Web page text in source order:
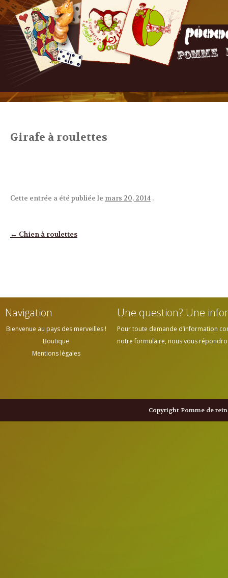
Girafe à roulettes
Cette entrée a été publiée le mars 20, 2014 .
Navigation des articles
← Chien à roulettes
Navigation
Bienvenue au pays des merveilles !
Boutique
Mentions légales
Une question? Une
Pour toute demande d’information
notre formulaire, nous vous
Copyright Pomme de